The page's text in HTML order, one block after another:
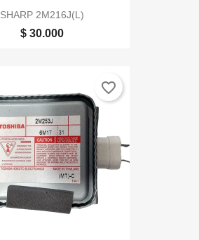
SHARP 2M216J(L)
$ 30.000
favorite_border